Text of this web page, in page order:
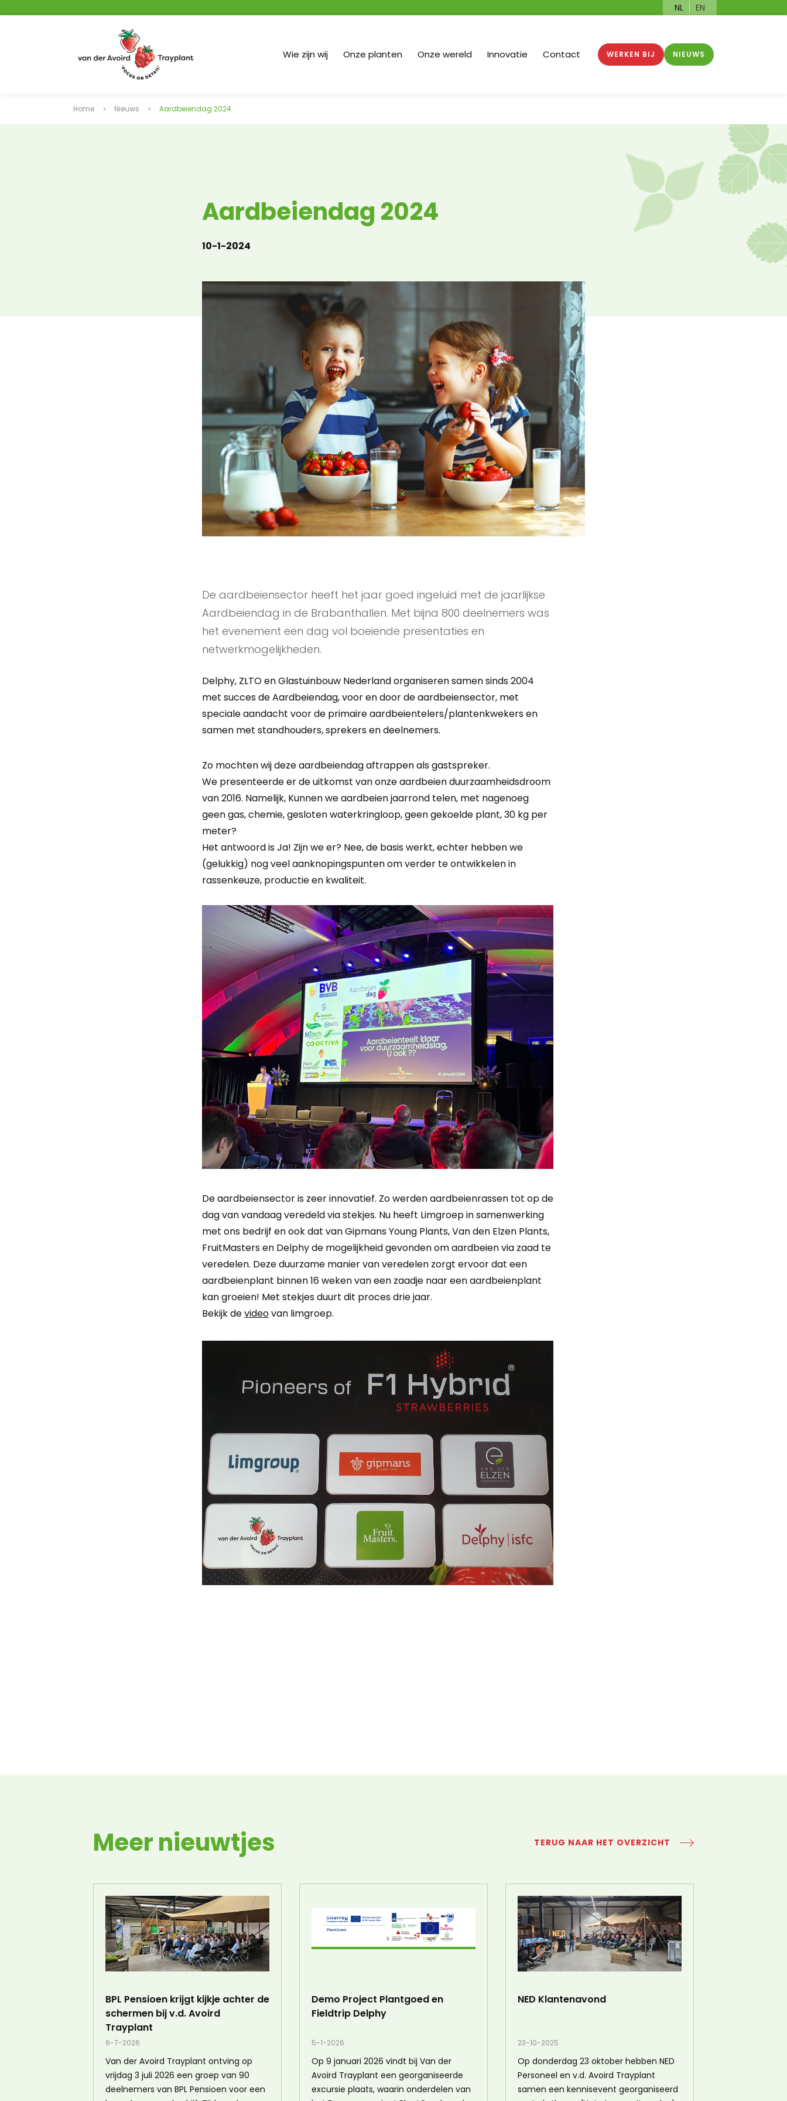
NL EN
Wie zijn wij Onze planten Onze wereld Innovatie Contact WERKEN BIJ NIEUWS
Home Nieuws Aardbeiendag 2024
Aardbeiendag 2024
10-1-2024
De aardbeiensector heeft het jaar goed ingeluid met de jaarlijkse
Aardbeiendag in de Brabanthallen. Met bijna 800 deelnemers was
het evenement een dag vol boeiende presentaties en
netwerkmogelijkheden.
Delphy, ZLTO en Glastuinbouw Nederland organiseren samen sinds 2004
met succes de Aardbeiendag, voor en door de aardbeiensector, met
speciale aandacht voor de primaire aardbeientelers/plantenkwekers en
samen met standhouders, sprekers en deelnemers.
Zo mochten wij deze aardbeiendag aftrappen als gastspreker.
We presenteerde er de uitkomst van onze aardbeien duurzaamheidsdroom
van 2016. Namelijk, Kunnen we aardbeien jaarrond telen, met nagenoeg
geen gas, chemie, gesloten waterkringloop, geen gekoelde plant, 30 kg per
meter?
Het antwoord is Ja! Zijn we er? Nee, de basis werkt, echter hebben we
(gelukkig) nog veel aanknopingspunten om verder te ontwikkelen in
rassenkeuze, productie en kwaliteit.
De aardbeiensector is zeer innovatief. Zo werden aardbeienrassen tot op de
dag van vandaag veredeld via stekjes. Nu heeft Limgroep in samenwerking
met ons bedrijf en ook dat van Gipmans Young Plants, Van den Elzen Plants,
FruitMasters en Delphy de mogelijkheid gevonden om aardbeien via zaad te
veredelen. Deze duurzame manier van veredelen zorgt ervoor dat een
aardbeienplant binnen 16 weken van een zaadje naar een aardbeienplant
kan groeien! Met stekjes duurt dit proces drie jaar.
Bekijk devideovan limgroep.
Meer nieuwtjes TERUG NAAR HET OVERZICHT
BPL Pensioen krijgt kijkje achter de
schermen bij v.d. Avoird
Trayplant
6-7-2026
Van der Avoird Trayplant ontving op
vrijdag 3 juli 2026 een groep van 90
deelnemers van BPL Pensioen voor een
Demo Project Plantgoed en
Fieldtrip Delphy
5-1-2026
Op 9 januari 2026 vindt bij Van der
Avoird Trayplant een georganiseerde
excursie plaats, waarin onderdelen van
NED Klantenavond
23-10-2025
Op donderdag 23 oktober hebben NED
Personeel en v.d. Avoird Trayplant
samen een kennisevent georganiseerd